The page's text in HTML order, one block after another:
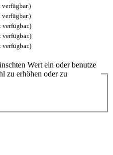
Wert ein oder benutze
zu erhöhen oder zu